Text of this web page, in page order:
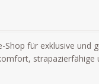
Shop für exklusive und